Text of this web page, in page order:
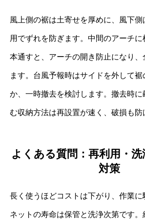
風上側の裾は土寄せを厚めに、風下
用でずれを防ぎます。中間のアーチ
本通すと、アーチの開き防止になり、
ます。台風予報時はサイドを外して裾
か、一時撤去を検討します。撤去時に
む収納方法は再設置が速く、破損も防
よくある質問：再利用・
対策
長く使うほどコストは下がり、作業に
ネットの寿命は保管と洗浄次第です